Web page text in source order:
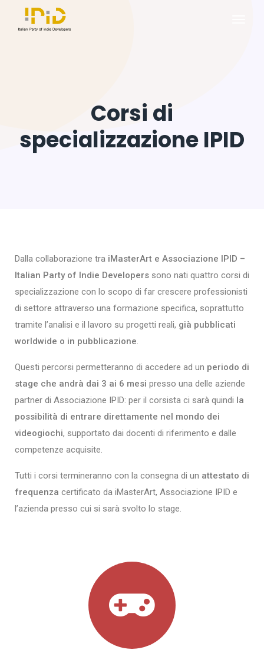
Corsi di
specializzazione IPID
Dalla collaborazione tra iMasterArt e Associazione IPID –
Italian Party of Indie Developers sono nati quattro corsi di
specializzazione con lo scopo di far crescere professionisti
di settore attraverso una formazione specifica, soprattutto
tramite l’analisi e il lavoro su progetti reali, già pubblicati
worldwide o in pubblicazione.
Questi percorsi permetteranno di accedere ad un periodo di
stage che andrà dai 3 ai 6 mesi presso una delle aziende
partner di Associazione IPID: per il corsista ci sarà quindi la
possibilità di entrare direttamente nel mondo dei
videogiochi, supportato dai docenti di riferimento e dalle
competenze acquisite.
Tutti i corsi termineranno con la consegna di un attestato di
frequenza certificato da iMasterArt, Associazione IPID e
l’azienda presso cui si sarà svolto lo stage.